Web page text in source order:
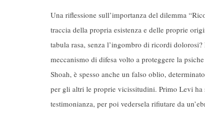
Una riflessione sull’importanza del dilemma
traccia della propria esistenza e delle proprie
tabula rasa, senza l’ingombro di ricordi
meccanismo di difesa volto a proteggere la
Shoah, è spesso anche un falso oblio,
per gli altri le proprie vicissitudini. Primo Levi ha
testimonianza, per poi vedersela rifiutare da